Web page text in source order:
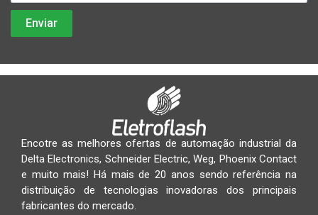
Encotre as melhores ofertas de automação industrial da
Delta Electronics, Schneider Electric, Weg, Phoenix Contact
e muito mais! Há mais de 20 anos sendo referência na
distribuição de tecnologias inovadoras dos principais
fabricantes do mercado.